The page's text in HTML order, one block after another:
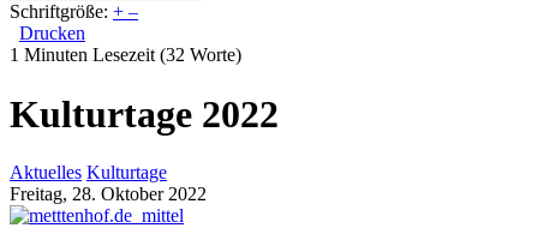
Schriftgröße: + –
Drucken
1 Minuten Lesezeit (32 Worte)
Kulturtage 2022
Aktuelles Kulturtage
Freitag, 28. Oktober 2022